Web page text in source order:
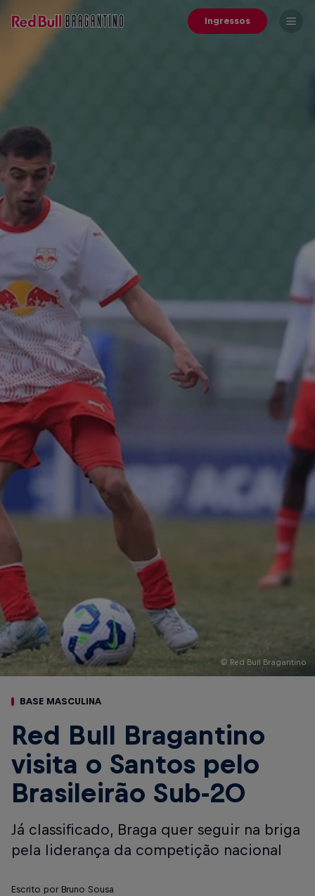
Ingressos
© Red Bull Bragantino
BASE MASCULINA
Red Bull Bragantino
visita o Santos pelo
Brasileirão Sub-20
Já classificado, Braga quer seguir na briga
pela liderança da competição nacional
Escrito por Bruno Sousa